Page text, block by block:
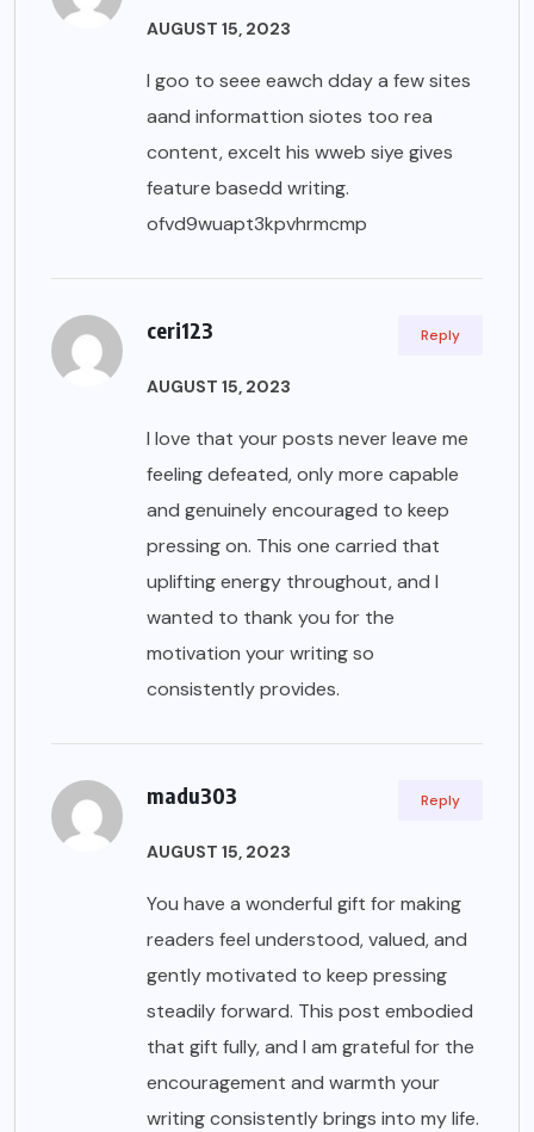
AUGUST 15, 2023
I goo to seee eawch dday a few sites
aand informattion siotes too rea
content, excelt his wweb siye gives
feature basedd writing.
ofvd9wuapt3kpvhrmcmp
ceri123
AUGUST 15, 2023
I love that your posts never leave me
feeling defeated, only more capable
and genuinely encouraged to keep
pressing on. This one carried that
uplifting energy throughout, and I
wanted to thank you for the
motivation your writing so
consistently provides.
Reply
madu303
AUGUST 15, 2023
You have a wonderful gift for making
readers feel understood, valued, and
gently motivated to keep pressing
steadily forward. This post embodied
that gift fully, and I am grateful for the
encouragement and warmth your
writing consistently brings into my life.
Reply